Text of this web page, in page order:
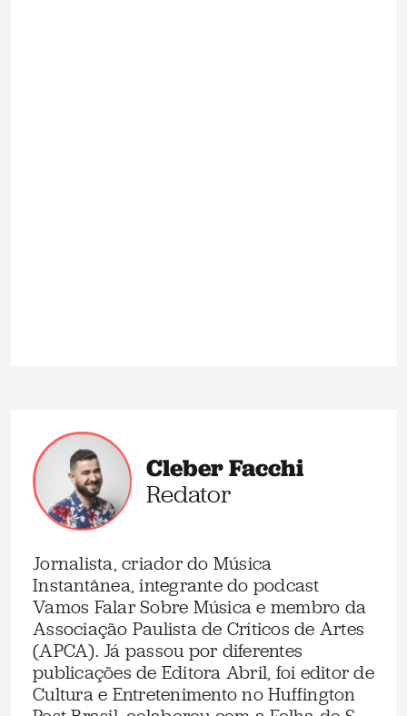
Cleber Facchi
Redator
Jornalista, criador do Música
Instantânea, integrante do podcast
Vamos Falar Sobre Música e membro da
Associação Paulista de Críticos de Artes
(APCA). Já passou por diferentes
publicações de Editora Abril, foi editor de
Cultura e Entretenimento no Huffington